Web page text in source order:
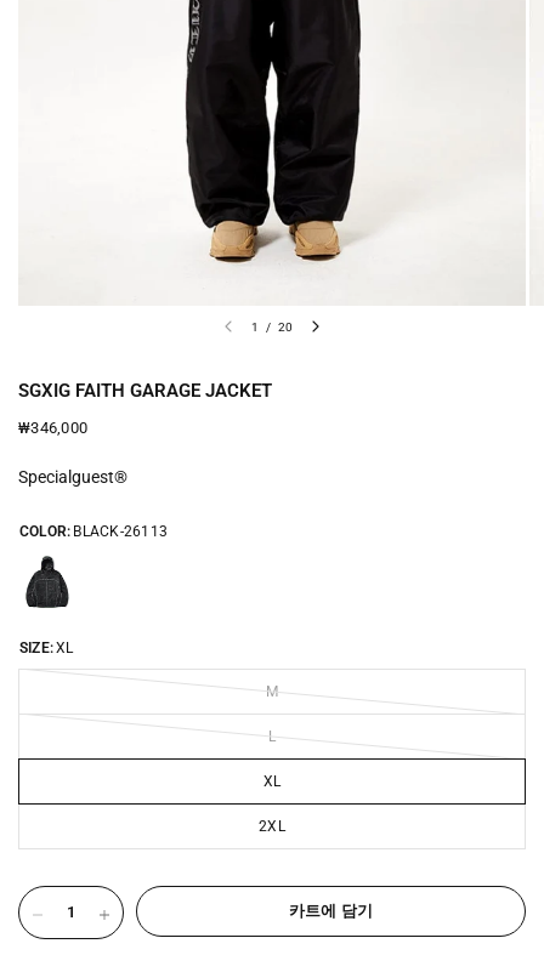
1 / 20
SGXIG FAITH GARAGE JACKET
₩346,000
Specialguest®
COLOR: BLACK-26113
SIZE:XL
M
L
XL
2XL
카트에 담기